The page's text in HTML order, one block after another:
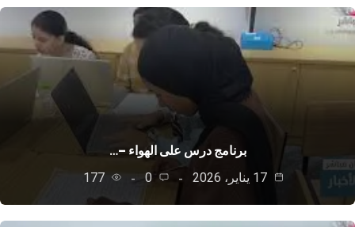
برنامج درس على الهواء –…
0
177